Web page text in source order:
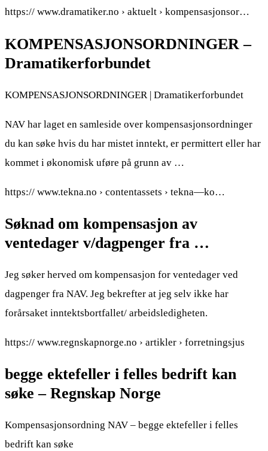
https:// www.dramatiker.no › aktuelt › kompensasjonsor…
KOMPENSASJONSORDNINGER –
Dramatikerforbundet
KOMPENSASJONSORDNINGER | Dramatikerforbundet
NAV har laget en samleside over kompensasjonsordninger
du kan søke hvis du har mistet inntekt, er permittert eller har
kommet i økonomisk uføre på grunn av …
https:// www.tekna.no › contentassets › tekna—ko…
Søknad om kompensasjon av
ventedager v/dagpenger fra …
Jeg søker herved om kompensasjon for ventedager ved
dagpenger fra NAV. Jeg bekrefter at jeg selv ikke har
forårsaket inntektsbortfallet/ arbeidsledigheten.
https:// www.regnskapnorge.no › artikler › forretningsjus
begge ektefeller i felles bedrift kan
søke – Regnskap Norge
Kompensasjonsordning NAV – begge ektefeller i felles
bedrift kan søke